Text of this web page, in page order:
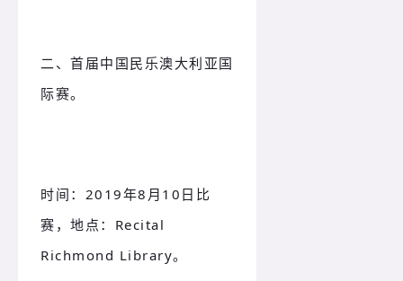
二、首届中国民乐澳大利亚国
际赛。
时间： 2019年8月10日比
赛，地点： Recital
Richmond Library。